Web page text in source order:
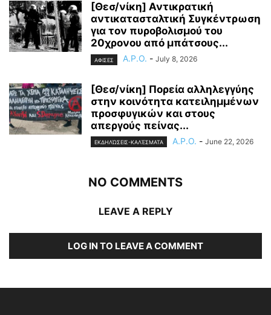
[Θεσ/νίκη] Αντικρατική
αντικατασταλτική Συγκέντρωση
για τον πυροβολισμού του
20χρονου από μπάτσους...
ΑΦΙΣΕΣ A.P.O. - July 8, 2026
[Θεσ/νίκη] Πορεία αλληλεγγύης
στην κοινότητα κατειλημμένων
προσφυγικών και στους
απεργούς πείνας...
ΕΚΔΗΛΏΣΕΙΣ-ΚΑΛΈΣΜΑΤΑ A.P.O. - June 22, 2026
NO COMMENTS
LEAVE A REPLY
LOG IN TO LEAVE A COMMENT